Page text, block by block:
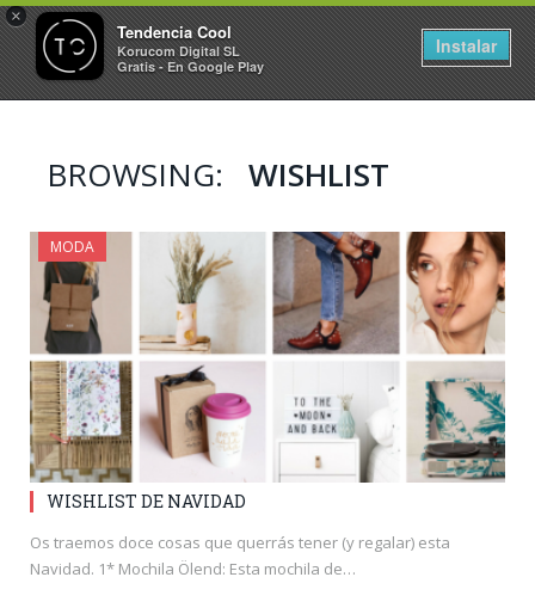
×
Tendencia Cool
Korucom Digital SL
Gratis - En Google Play
Instalar
BROWSING: WISHLIST
MODA
WISHLIST DE NAVIDAD
Os traemos doce cosas que querrás tener (y regalar) esta
Navidad. 1* Mochila Ölend: Esta mochila de…